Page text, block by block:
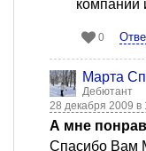
компании
0
Марта
Дебютант
28 декабря 2009 в
А мне
Спасибо Вам